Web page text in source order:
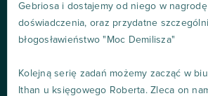
Gebriosa i dostajemy od niego w
doświadczenia, oraz przydatne
błogosławieństwo "Moc Demilisza"
Kolejną serię zadań możemy zacząć w
Ithan u księgowego Roberta. Zleca on